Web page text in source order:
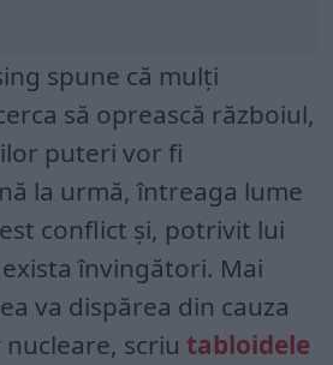
spune că mulți
să oprească războiul,
puteri vor fi
la urmă, întreaga lume
conflict și, potrivit lui
învingători. Mai
va dispărea din cauza
scriutabloidele